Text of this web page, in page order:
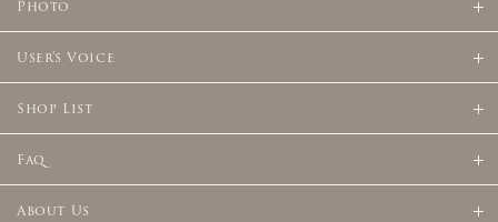
Photo
User's Voice
Shop List
Faq
About Us